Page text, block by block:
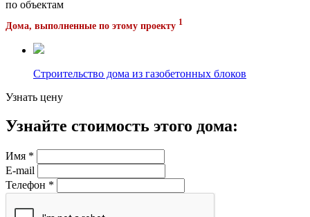
по объектам
Дома, выполненные по этому проекту 1
Строительство дома из газобетонных блоков
Узнать цену
Узнайте стоимость этого дома:
Имя *
E-mail
Телефон *